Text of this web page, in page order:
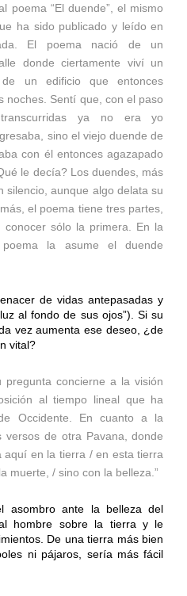
poema “El duende”, el mismo
ha sido publicado y leído en
El poema nació de un
donde ciertamente viví un
un edificio que entonces
noches. Sentí que, con el paso
ya no era yo
sino el viejo duende de
con él entonces agazapado
le decía? Los duendes, más
silencio, aunque algo delata su
el poema tiene tres partes,
sólo la primera. En la
la asume el duende
de vidas antepasadas y
al fondo de sus ojos”). Si su
vez aumenta ese deseo, ¿de
vital?
concierne a la visión
al tiempo lineal que ha
Occidente. En cuanto a la
de otra Pavana, donde
aquí en la tierra / en esta tierra
muerte, / sino con la belleza.”
asombro ante la belleza del
hombre sobre la tierra y le
De una tierra más bien
ni pájaros, sería más fácil